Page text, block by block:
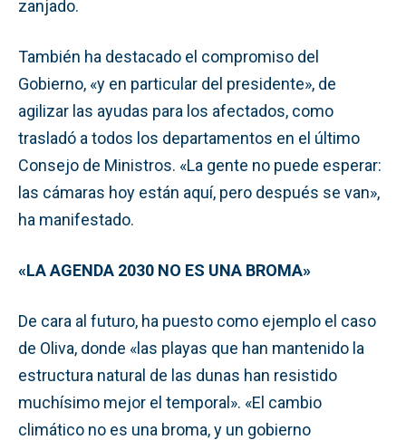
zanjado.
También ha destacado el compromiso del
Gobierno, «y en particular del presidente», de
agilizar las ayudas para los afectados, como
trasladó a todos los departamentos en el último
Consejo de Ministros. «La gente no puede esperar:
las cámaras hoy están aquí, pero después se van»,
ha manifestado.
«LA AGENDA 2030 NO ES UNA BROMA»
De cara al futuro, ha puesto como ejemplo el caso
de Oliva, donde «las playas que han mantenido la
estructura natural de las dunas han resistido
muchísimo mejor el temporal». «El cambio
climático no es una broma, y un gobierno